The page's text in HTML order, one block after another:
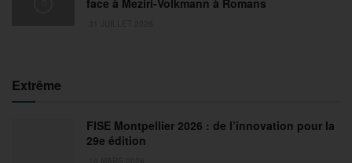
face à Meziri-Volkmann à Romans
Extrême
FISE Montpellier 2026 : de l’innovation pour la
29e édition